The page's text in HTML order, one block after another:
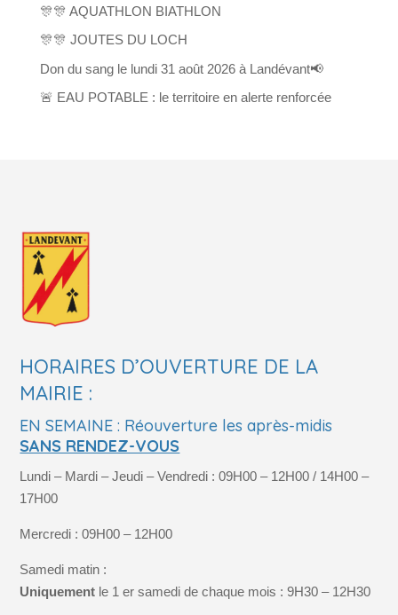
🎊🎊 AQUATHLON BIATHLON
🎊🎊 JOUTES DU LOCH
Don du sang le lundi 31 août 2026 à Landévant📢
🚨 EAU POTABLE : le territoire en alerte renforcée
HORAIRES D’OUVERTURE DE LA
MAIRIE :
EN SEMAINE : Réouverture les après-midis
SANS RENDEZ-VOUS
Lundi – Mardi – Jeudi – Vendredi : 09H00 – 12H00 / 14H00 –
17H00
Mercredi : 09H00 – 12H00
Samedi matin :
Uniquement le 1 er samedi de chaque mois : 9H30 – 12H30